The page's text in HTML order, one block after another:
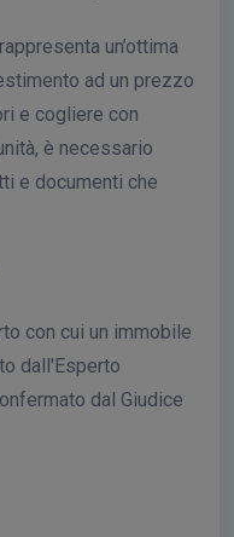
un’ottima
ad un prezzo
e cogliere con
è necessario
e documenti che
con cui un immobile
dall'Esperto
dal Giudice